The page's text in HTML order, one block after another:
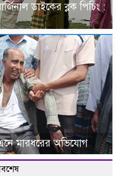
ডাইকের ব্লক পিচিং :
মারধরের অভিযোগ